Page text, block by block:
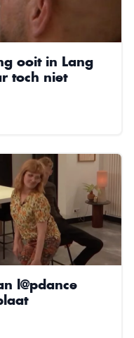
ooit in Lang
toch niet
l@pdance